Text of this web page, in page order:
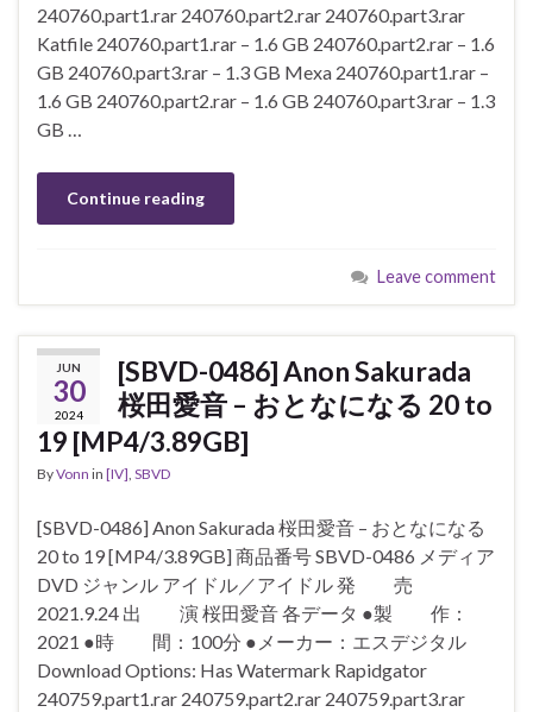
240760.part1.rar 240760.part2.rar 240760.part3.rar
Katfile 240760.part1.rar – 1.6 GB 240760.part2.rar – 1.6
GB 240760.part3.rar – 1.3 GB Mexa 240760.part1.rar –
1.6 GB 240760.part2.rar – 1.6 GB 240760.part3.rar – 1.3
GB …
Continue reading
Leave comment
JUN
30
2024
[SBVD-0486] Anon Sakurada
桜田愛音 – おとなになる 20 to
19 [MP4/3.89GB]
ByVonn in [IV], SBVD
[SBVD-0486] Anon Sakurada 桜田愛音 – おとなになる
20 to 19 [MP4/3.89GB] 商品番号 SBVD-0486 メディア
DVD ジャンル アイドル／アイドル 発 売
2021.9.24 出 演 桜田愛音 各データ ●製 作：
2021 ●時 間：100分 ●メーカー：エスデジタル
Download Options: Has Watermark Rapidgator
240759.part1.rar 240759.part2.rar 240759.part3.rar